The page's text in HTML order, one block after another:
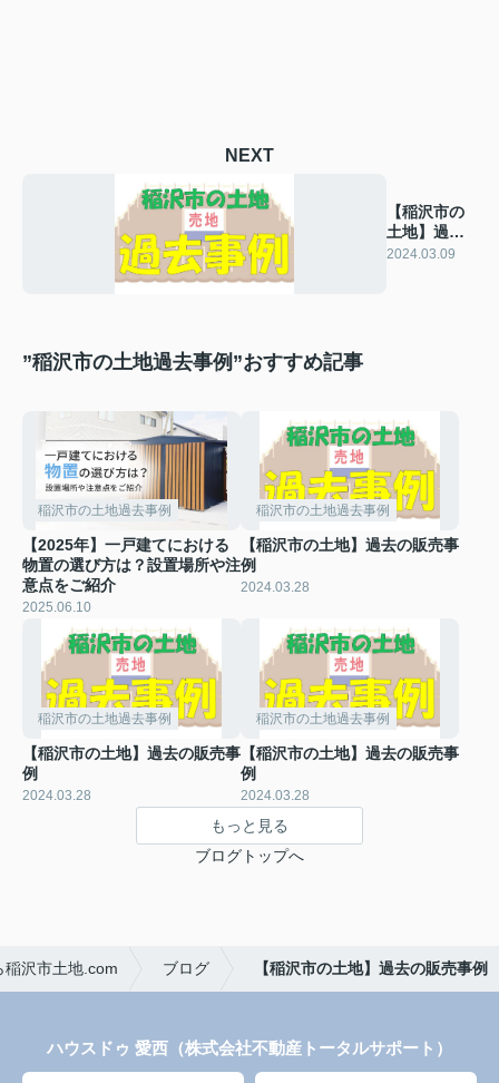
NEXT
【稲沢市の
土地】過去
の販売事例
2024.03.09
”稲沢市の土地過去事例”おすすめ記事
稲沢市の土地過去事例
【2025年】一戸建てにおける
物置の選び方は？設置場所や注
意点をご紹介
2025.06.10
稲沢市の土地過去事例
【稲沢市の土地】過去の販売事
例
2024.03.28
稲沢市の土地過去事例
【稲沢市の土地】過去の販売事
例
2024.03.28
稲沢市の土地過去事例
【稲沢市の土地】過去の販売事
例
2024.03.28
もっと見る
ブログトップへ
沢市土地.com ブログ 【稲沢市の土地】過去の販売事例
ハウスドゥ 愛西（株式会社不動産トータルサポート）